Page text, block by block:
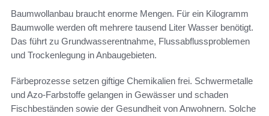
Baumwollanbau braucht enorme Mengen. Für ein Kilogramm
Baumwolle werden oft mehrere tausend Liter Wasser benötigt.
Das führt zu Grundwasserentnahme, Flussabflussproblemen
und Trockenlegung in Anbaugebieten.
Färbeprozesse setzen giftige Chemikalien frei. Schwermetalle
und Azo-Farbstoffe gelangen in Gewässer und schaden
Fischbeständen sowie der Gesundheit von Anwohnern. Solche